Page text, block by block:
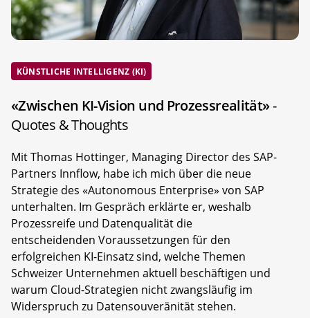
KÜNSTLICHE INTELLIGENZ (KI)
«Zwischen KI-Vision und Prozessrealität»-
Quotes & Thoughts
Mit Thomas Hottinger, Managing Director des SAP-
Partners Innflow, habe ich mich über die neue
Strategie des «Autonomous Enterprise» von SAP
unterhalten. Im Gespräch erklärte er, weshalb
Prozessreife und Datenqualität die
entscheidenden Voraussetzungen für den
erfolgreichen KI-Einsatz sind, welche Themen
Schweizer Unternehmen aktuell beschäftigen und
warum Cloud-Strategien nicht zwangsläufig im
Widerspruch zu Datensouveränität stehen.